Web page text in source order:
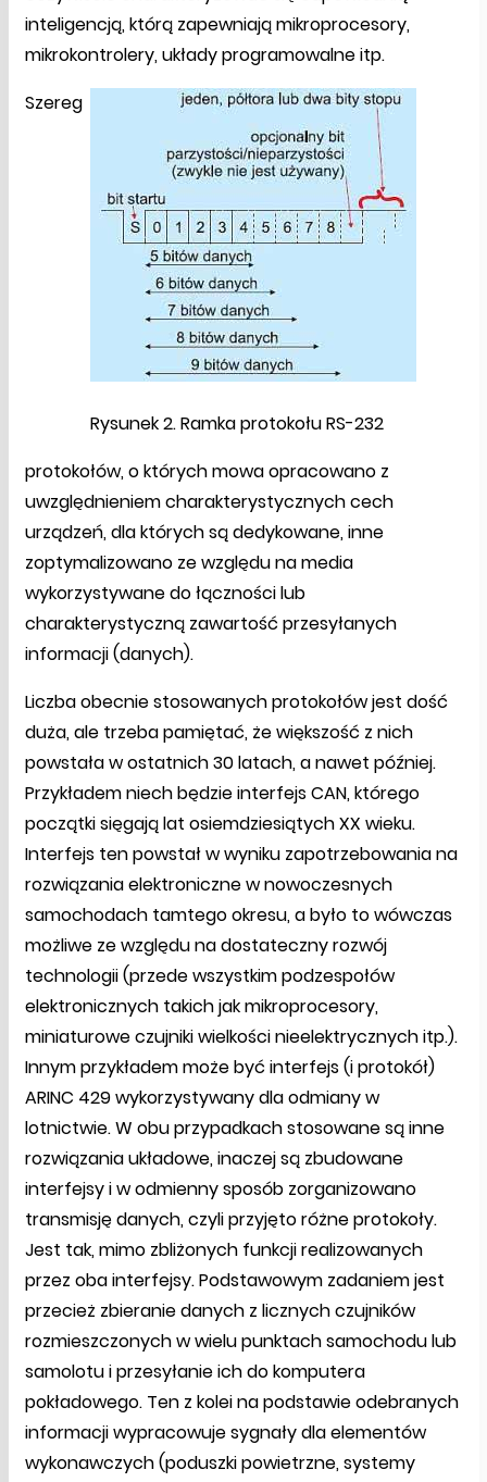
inteligencją, którą zapewniają mikroprocesory,
mikrokontrolery, układy programowalne itp.
Rysunek 2. Ramka protokołu RS-232
Szereg
protokołów, o których mowa opracowano z
uwzględnieniem charakterystycznych cech
urządzeń, dla których są dedykowane, inne
zoptymalizowano ze względu na media
wykorzystywane do łączności lub
charakterystyczną zawartość przesyłanych
informacji (danych).
Liczba obecnie stosowanych protokołów jest dość
duża, ale trzeba pamiętać, że większość z nich
powstała w ostatnich 30 latach, a nawet później.
Przykładem niech będzie interfejs CAN, którego
początki sięgają lat osiemdziesiątych XX wieku.
Interfejs ten powstał w wyniku zapotrzebowania na
rozwiązania elektroniczne w nowoczesnych
samochodach tamtego okresu, a było to wówczas
możliwe ze względu na dostateczny rozwój
technologii (przede wszystkim podzespołów
elektronicznych takich jak mikroprocesory,
miniaturowe czujniki wielkości nieelektrycznych itp.).
Innym przykładem może być interfejs (i protokół)
ARINC 429 wykorzystywany dla odmiany w
lotnictwie. W obu przypadkach stosowane są inne
rozwiązania układowe, inaczej są zbudowane
interfejsy i w odmienny sposób zorganizowano
transmisję danych, czyli przyjęto różne protokoły.
Jest tak, mimo zbliżonych funkcji realizowanych
przez oba interfejsy. Podstawowym zadaniem jest
przecież zbieranie danych z licznych czujników
rozmieszczonych w wielu punktach samochodu lub
samolotu i przesyłanie ich do komputera
pokładowego. Ten z kolei na podstawie odebranych
informacji wypracowuje sygnały dla elementów
wykonawczych (poduszki powietrzne, systemy